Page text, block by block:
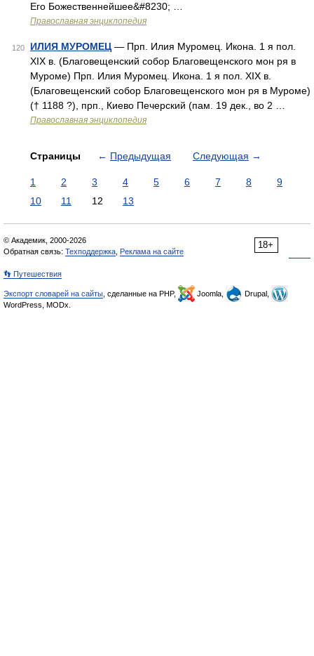
Его Божественнейшее&#8230; …
Православная энциклопедия
120 ИЛИЯ МУРОМЕЦ — Прп. Илия Муромец. Икона. 1 я пол.
XIX в. (Благовещенский собор Благовещенского мон ря в
Муроме) Прп. Илия Муромец. Икона. 1 я пол. XIX в.
(Благовещенский собор Благовещенского мон ря в Муроме)
(† 1188 ?), прп., Киево Печерский (пам. 19 дек., во 2 …
Православная энциклопедия
Страницы ← Предыдущая Следующая →
1 2 3 4 5 6 7 8
9
10
11 12 13
18+
© Академик, 2000-2026
Обратная связь: Техподдержка Реклама на сайте
👣 Путешествия
Экспорт словарей на сайты , сделанные на PHP, Joomla,
Drupal,
WordPress, MODx.